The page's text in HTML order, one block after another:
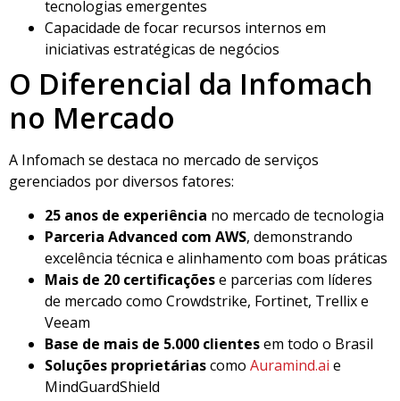
tecnologias emergentes
Capacidade de focar recursos internos em
iniciativas estratégicas de negócios
O Diferencial da Infomach
no Mercado
A Infomach se destaca no mercado de serviços
gerenciados por diversos fatores:
25 anos de experiência no mercado de tecnologia
Parceria Advanced com AWS, demonstrando
excelência técnica e alinhamento com boas práticas
Mais de 20 certificaçõese parcerias com líderes
de mercado como Crowdstrike, Fortinet, Trellix e
Veeam
Base de mais de 5.000 clientesem todo o Brasil
Soluções proprietáriascomo Auramind.ai e
MindGuardShield